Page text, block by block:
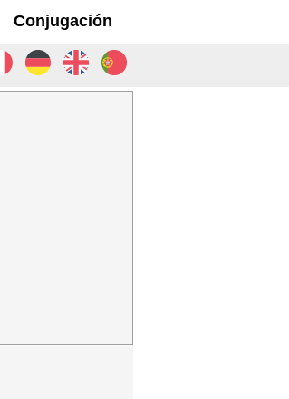
Conjugación